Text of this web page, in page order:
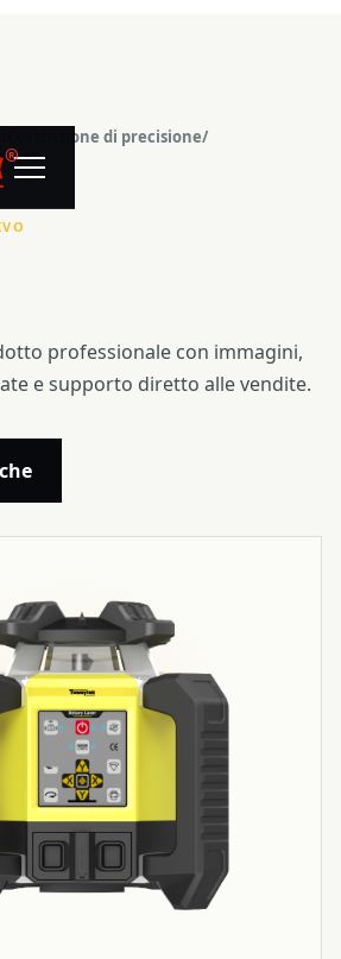
®
Costruzione di precisione/
professionale con immagini,
e supporto diretto alle vendite.